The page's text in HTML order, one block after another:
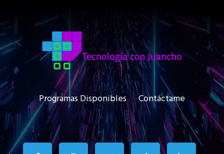
Programas Disponibles Contáctame